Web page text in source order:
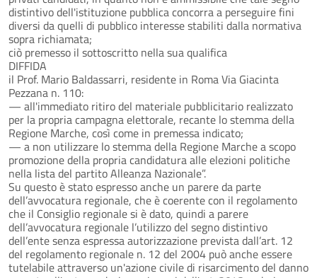
distintivo dell'istituzione pubblica concorra a perseguire fini
diversi da quelli di pubblico interesse stabiliti dalla normativa
sopra richiamata;
ciò premesso il sottoscritto nella sua qualifica
DIFFIDA
il Prof. Mario Baldassarri, residente in Roma Via Giacinta
Pezzana n. 110:
— all'immediato ritiro del materiale pubblicitario realizzato
per la propria campagna elettorale, recante lo stemma della
Regione Marche, così come in premessa indicato;
— a non utilizzare lo stemma della Regione Marche a scopo
promozione della propria candidatura alle elezioni politiche
nella lista del partito Alleanza Nazionale”.
Su questo è stato espresso anche un parere da parte
dell’avvocatura regionale, che è coerente con il regolamento
che il Consiglio regionale si è dato, quindi a parere
dell’avvocatura regionale l’utilizzo del segno distintivo
dell’ente senza espressa autorizzazione prevista dall’art. 12
del regolamento regionale n. 12 del 2004 può anche essere
tutelabile attraverso un'azione civile di risarcimento del danno